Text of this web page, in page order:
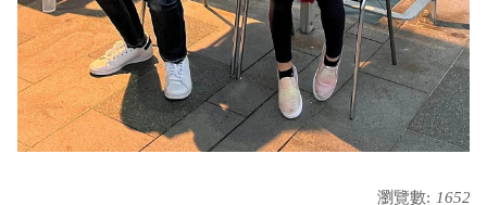
瀏覽數: 1652